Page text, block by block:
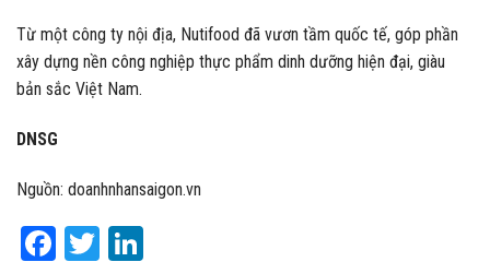
Từ một công ty nội địa, Nutifood đã vươn tầm quốc tế, góp phần
xây dựng nền công nghiệp thực phẩm dinh dưỡng hiện đại, giàu
bản sắc Việt Nam.
DNSG
Nguồn: doanhnhansaigon.vn
Facebook
Twitter